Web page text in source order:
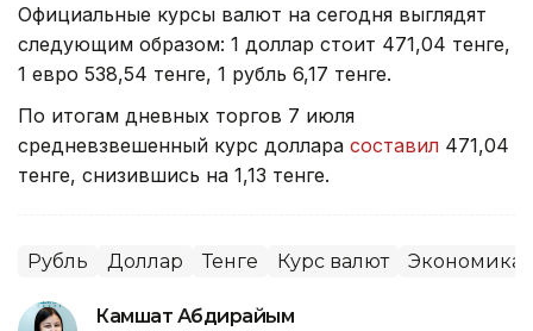
Официальные курсы валют на сегодня выглядят
следующим образом: 1 доллар стоит 471,04 тенге,
1 евро 538,54 тенге, 1 рубль 6,17 тенге.
По итогам дневных торгов 7 июля
средневзвешенный курс доллара составил 471,04
тенге, снизившись на 1,13 тенге.
Рубль Доллар Тенге Курс валют Экономика
Камшат Абдирайым